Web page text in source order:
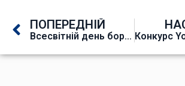
ПОПЕРЕДНІЙ
Всесвітній день боротьби з туберкульозом